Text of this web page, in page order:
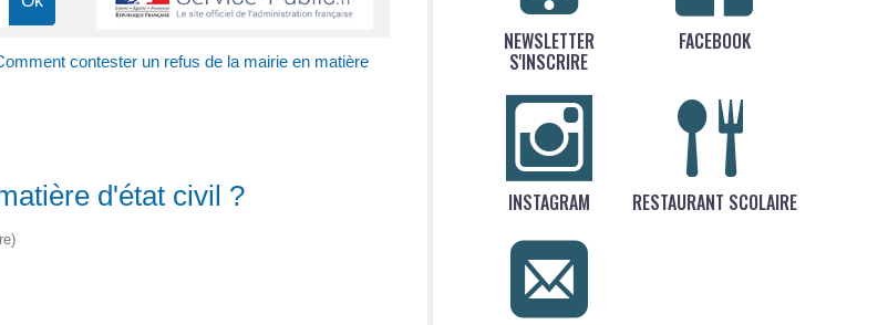
contester un refus de la mairie en matière
d'état civil ?
NEWSLETTER
S'INSCRIRE
FACEBOOK
INSTAGRAM RESTAURANT SCOLAIRE